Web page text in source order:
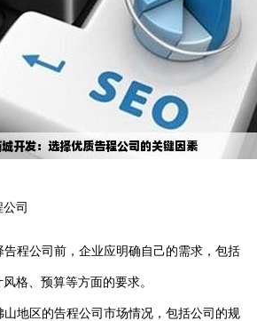
司
告程公司前，企业应明确自己的需求，包括
格、预算等方面的要求。
地区的告程公司市场情况，包括公司的规